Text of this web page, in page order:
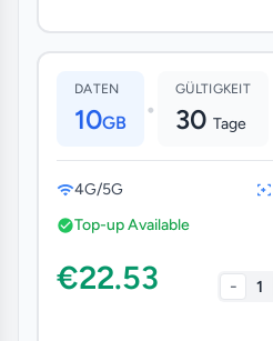
DATEN
10GB •
GÜLTIGKEIT
30 Tage
4G/5G
Top-up Available
€22.53 - 1